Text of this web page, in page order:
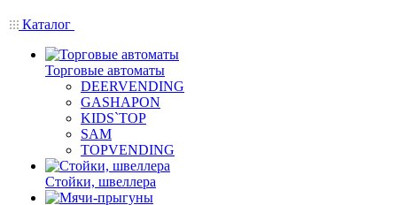
Каталог
Торговые автоматы
DEERVENDING
GASHAPON
KIDS`TOP
SAM
TOPVENDING
Стойки, швеллера